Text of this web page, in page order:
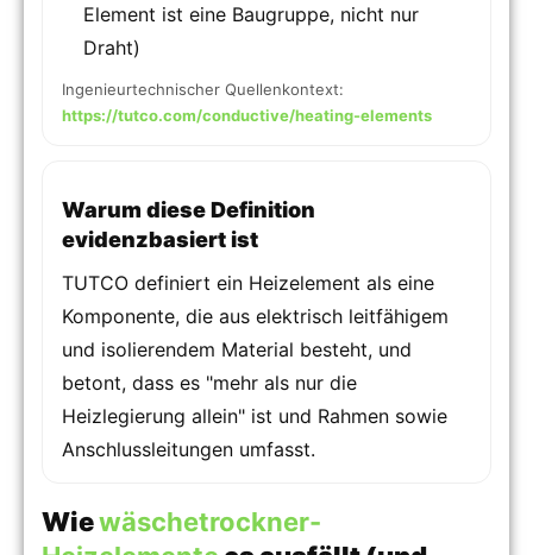
Element ist eine Baugruppe, nicht nur
Draht)
Ingenieurtechnischer Quellenkontext:
https://tutco.com/conductive/heating-elements
Warum diese Definition
evidenzbasiert ist
TUTCO definiert ein Heizelement als eine
Komponente, die aus elektrisch leitfähigem
und isolierendem Material besteht, und
betont, dass es "mehr als nur die
Heizlegierung allein" ist und Rahmen sowie
Anschlussleitungen umfasst.
Wiewäschetrockner-